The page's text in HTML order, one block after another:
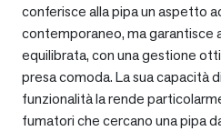
conferisce alla pipa un aspetto
contemporaneo, ma garantisce
equilibrata, con una gestione
presa comoda. La sua capacità
funzionalità la rende
fumatori che cercano una pipa